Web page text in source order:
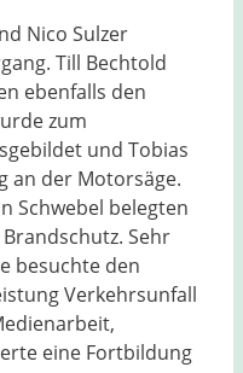
Nico Sulzer
Till Bechtold
ebenfalls den
zum
und Tobias
an der Motorsäge.
Schwebel belegten
Sehr
besuchte den
Verkehrsunfall
eine Fortbildung